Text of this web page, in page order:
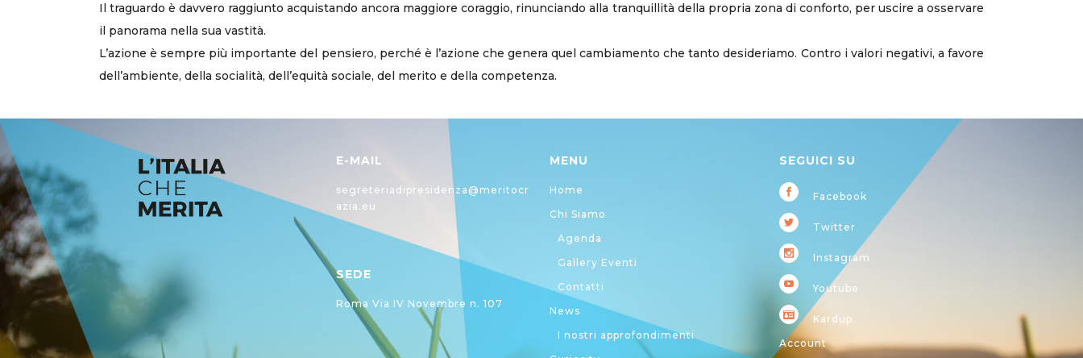
Il traguardo è davvero raggiunto acquistando ancora maggiore coraggio, rinunciando alla tranquillità della propria zona di conforto, per uscire a osservare
il panorama nella sua vastità.
L’azione è sempre più importante del pensiero, perché è l’azione che genera quel cambiamento che tanto desideriamo. Contro i valori negativi, a favore
dell’ambiente, della socialità, dell’equità sociale, del merito e della competenza.
E-MAIL
segreteriadipresidenza@meritocr
azia.eu
SEDE
Roma Via IV Novembre n. 107
MENU
Home
Chi Siamo
Agenda
Gallery Eventi
Contatti
News
I nostri approfondimenti
SEGUICI SU
Facebook
Twitter
Instagram
Youtube
Kardup
Account